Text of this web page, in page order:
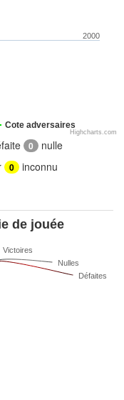
Cote adversaires
2000
Highcharts.com
0 nulle
0 inconnu
de jouée
Victoires
Nulles
Défaites